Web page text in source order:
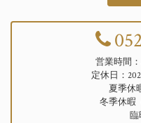
営業時
定休日：
夏季休
冬季休暇
臨